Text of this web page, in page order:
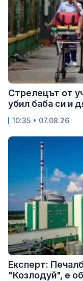
Стрелецът от
убил баба си и
10:35 • 07.08.26
Експерт:
"Козлодуй", е